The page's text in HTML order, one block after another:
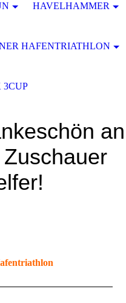
an
HAVELHAMMER
HAFENTRIATHLON